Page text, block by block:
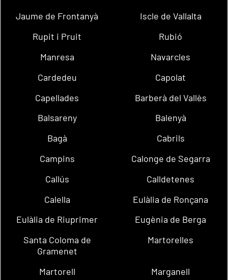
Jaume de Frontanyà
Iscle de Vallalta
Rupit i Pruit
Rubió
Manresa
Navarcles
Cardedeu
Capolat
Capellades
Barberà del Vallès
Balsareny
Balenyà
Bagà
Cabrils
Campins
Calonge de Segarra
Callús
Calldetenes
Calella
Eulàlia de Ronçana
Eulàlia de Riuprimer
Eugènia de Berga
Santa Coloma de
Gramenet
Martorelles
Martorell
Marganell